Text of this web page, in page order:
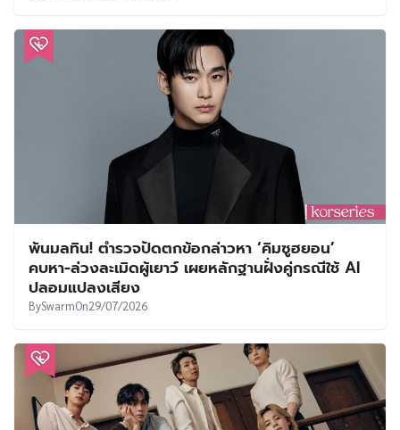
พ้นมลทิน! ตำรวจปัดตกข้อกล่าวหา ‘คิมซูฮยอน’
คบหา-ล่วงละเมิดผู้เยาว์ เผยหลักฐานฝั่งคู่กรณีใช้ AI
ปลอมแปลงเสียง
BySwarmOn29/07/2026